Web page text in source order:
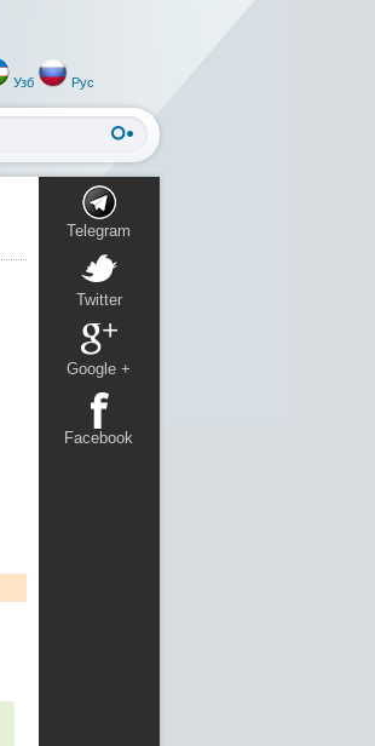
Узб Рус
Telegram
Twitter
Google +
Facebook